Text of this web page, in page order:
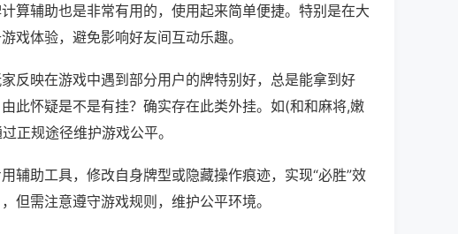
算辅助也是非常有用的，使用起来简单便捷。特别是在大
戏体验，避免影响好友间互动乐趣。
反映在游戏中遇到部分用户的牌特别好，总是能拿到好
此怀疑是不是有挂？确实存在此类外挂。如(和和麻将,嫩
正规途径维护游戏公平。
辅助工具，修改自身牌型或隐藏操作痕迹，实现“必胜”效
但需注意遵守游戏规则，维护公平环境。